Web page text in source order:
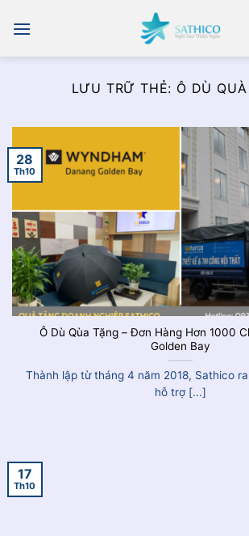
đến
LƯU TRỮ THẺ: Ô DÙ
Ô Dù Qùa Tặng – Đơn Hàng Hơn 1000
Golden Bay
Thành lập từ tháng 4 năm 2018, Sathico
hỗ trợ [...]
28
Th10
17
Th10